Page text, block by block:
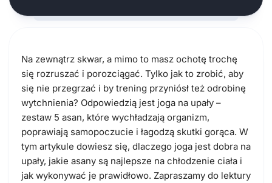
Na zewnątrz skwar, a mimo to masz ochotę trochę
się rozruszać i porozciągać. Tylko jak to zrobić, aby
się nie przegrzać i by trening przyniósł też odrobinę
wytchnienia? Odpowiedzią jest joga na upały –
zestaw 5 asan, które wychładzają organizm,
poprawiają samopoczucie i łagodzą skutki gorąca. W
tym artykule dowiesz się, dlaczego joga jest dobra na
upały, jakie asany są najlepsze na chłodzenie ciała i
jak wykonywać je prawidłowo. Zapraszamy do lektury